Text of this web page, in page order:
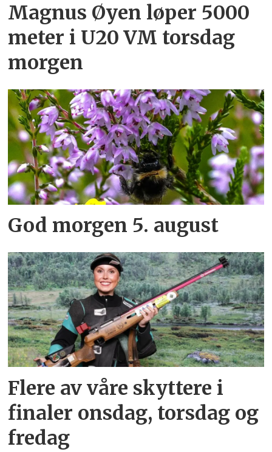
Magnus Øyen løper 5000
meter i U20 VM torsdag
morgen
God morgen 5. august
Flere av våre skyttere i
finaler onsdag, torsdag og
fredag